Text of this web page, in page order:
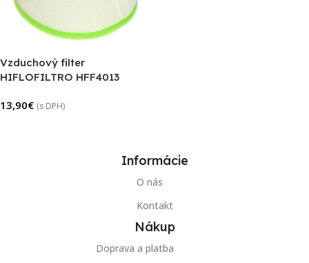
Vzduchový filter
HIFLOFILTRO HFF4013
13,90€ (s DPH)
Informácie
O nás
Kontakt
Nákup
Doprava a platba